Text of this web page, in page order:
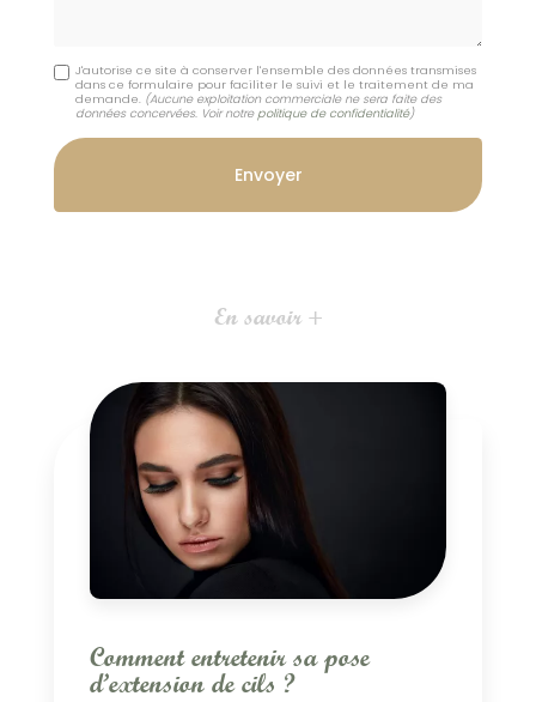
J'autorise ce site à conserver l'ensemble des données transmises
dans ce formulaire pour faciliter le suivi et le traitement de ma
demande. (Aucune exploitation commerciale ne sera faite des
données concervées. Voir notre politique de confidentialité)
En savoir +
Comment entretenir sa pose
d’extension de cils ?